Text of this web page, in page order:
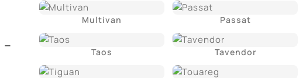
Multivan Passat
Taos Tavendor